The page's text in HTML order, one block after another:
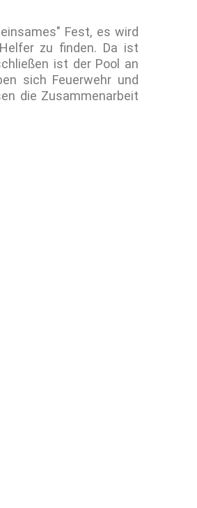
Fest, es wird
zu finden. Da ist
ist der Pool an
sich Feuerwehr und
die Zusammenarbeit